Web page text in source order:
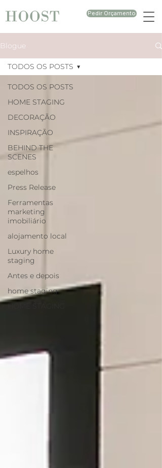
Pedir Orçamento
Blogue
TODOS OS POSTS
HOME STAGING
DECORAÇÃO
INSPIRAÇÃO
BEHIND THE
SCENES
espelhos
Press Release
Ferramentas
marketing
imobiliário
alojamento local
Luxury home
staging
Antes e depois
home staging
HOME STAGING
TODOS OS POSTS